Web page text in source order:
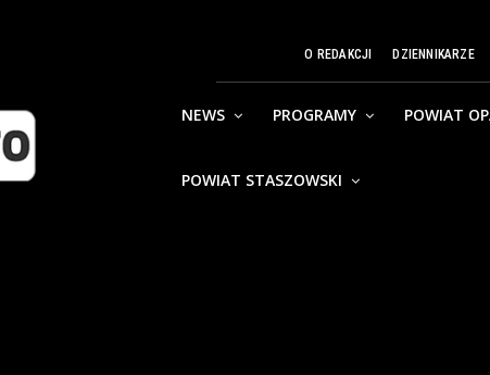
O REDAKCJI DZIENNIKARZE
NEWS PROGRAMY POWIAT
POWIAT STASZOWSKI